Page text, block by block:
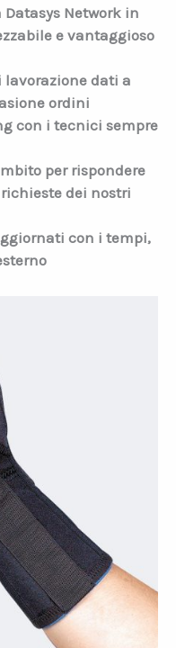
Network in
e vantaggioso
lavorazione dati a
ordini
con i tecnici sempre
per rispondere
dei nostri
con i tempi,